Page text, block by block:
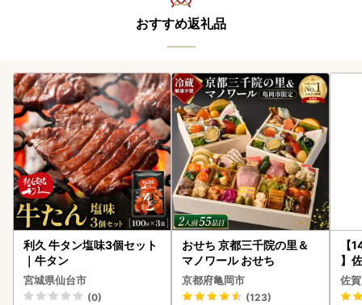
おすすめ返礼品
利久 牛タン塩味3個セット
｜牛タン
宮城県仙台市
(0)
おせち 京都三千院の里＆
マノワール おせち
京都府亀岡市
(123)
【
】
2
佐